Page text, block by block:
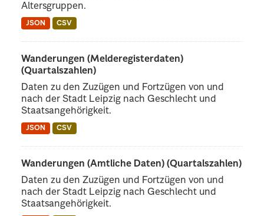
Altersgruppen.
JSON CSV
Wanderungen (Melderegisterdaten)
(Quartalszahlen)
Daten zu den Zuzügen und Fortzügen von und
nach der Stadt Leipzig nach Geschlecht und
Staatsangehörigkeit.
JSON CSV
Wanderungen (Amtliche Daten) (Quartalszahlen)
Daten zu den Zuzügen und Fortzügen von und
nach der Stadt Leipzig nach Geschlecht und
Staatsangehörigkeit.